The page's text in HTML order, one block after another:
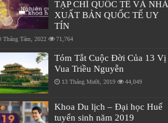
TẠP CHÍ QUỐC TẾ VÀ NHÀ
XUẤT BẢN QUỐC TẾ UY
TÍN
Tháng Tám, 2022 71,764
Tóm Tắt Cuộc Đời Của 13 Vị
Vua Triều Nguyễn
13 Tháng Mười, 2019 44,049
Khoa Du lịch – Đại học Huế
tuyển sinh năm 2019